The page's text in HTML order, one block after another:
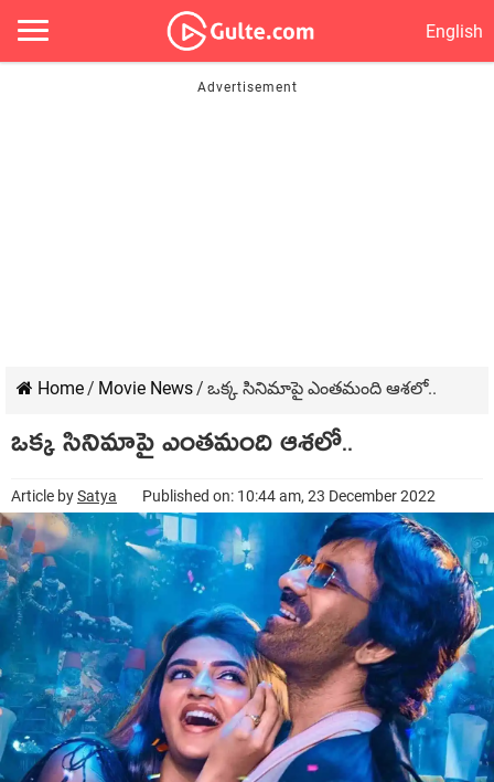
English
Home/ Movie News/ ఒక్క సినిమాపై ఎంత‌మంది ఆశ‌లో..
ఒక్క సినిమాపై ఎంత‌మంది ఆశ‌లో..
Article bySatya Published on: 10:44 am, 23 December 2022